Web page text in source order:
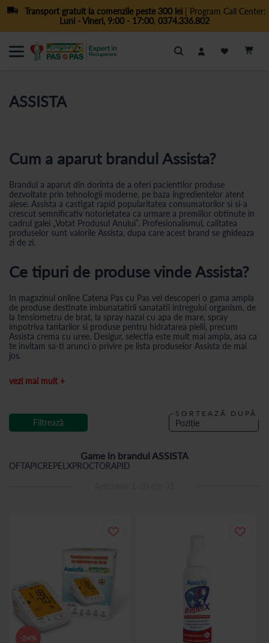
Transport gratuit la comenzile peste 300 lei| Program Call Center:
Luni - Vineri, 9:00 - 17:00, 0374.336.802
Cautare
ASSISTA
Cum a aparut brandul Assista?
Brandul a aparut din dorinta de a oferi pacientilor produse
dezvoltate prin tehnologii moderne, pe baza ingredientelor atent
alese. Assista a castigat rapid popularitatea consumatorilor si si-a
crescut semnificativ notorietatea ca urmare a premiilor obtinute in
cadrul galei „Votat Produsul Anului”. Profesionalismul, calitatea
produselor sunt valorile Assista, dupa care acest brand se ghideaza
zi de zi.
Ce tipuri de produse vinde Assista?
In magazinul online Catena Pas cu Pas vei descoperi o gama ampla
de produse destinate imbunatatirii sanatatii intregului organism, de
la tensiometru de brat, la spray nazal cu apa de mare, spray
impotriva tantarilor si produse pentru hidratarea pielii, precum
Assista crema cu uree. Desigur, selectia este mult mai ampla, asa ca
te invitam sa-ti arunci o privire pe lista produselor Assista de mai
jos.
vezi mai mult +
SORTEAZĂ DUPĂ
-24%
Game in brandul ASSISTA
OFTAPICREPELXPROCTORAPID
Filtrează